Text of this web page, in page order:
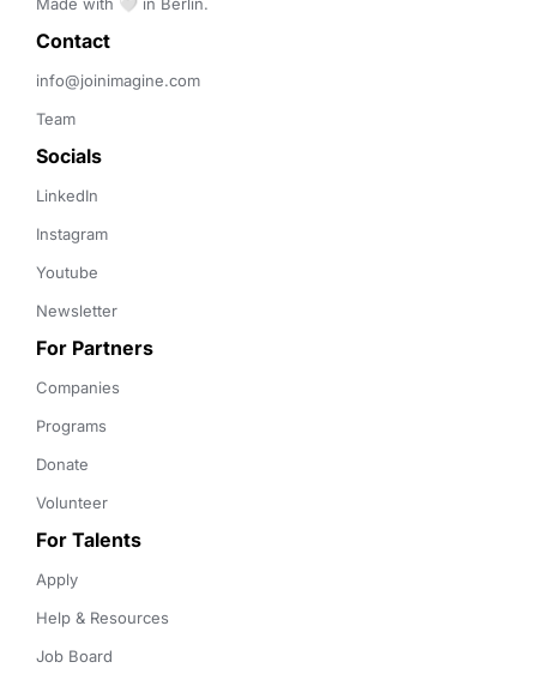
Contact
info@joinimagine.com
Team
Socials
LinkedIn
Instagram
Youtube
Newsletter
For Partners
Companies
Programs
Donate
Volunteer
For Talents
Apply
Help & Resources
Job Board